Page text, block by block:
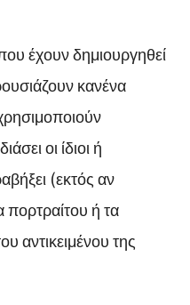
έχουν δημιουργηθεί
κανένα
οι ίδιοι ή
(εκτός αν
πορτραίτου ή τα
αντικειμένου της